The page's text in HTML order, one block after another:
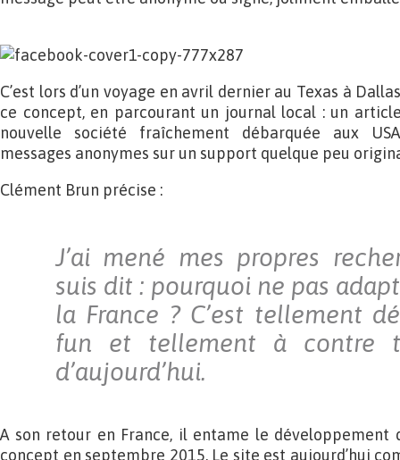
C’est lors d’un voyage en avril dernier au Texas à
ce concept, en parcourant un journal local : un
nouvelle société fraîchement débarquée aux
messages anonymes sur un support quelque peu
Clément Brun précise :
J’ai mené mes propres
suis dit : pourquoi ne pas
la France ? C’est tellement
fun et tellement à contre
d’aujourd’hui.
A son retour en France, il entame le
concept en septembre 2015. Le site est aujourd’hui